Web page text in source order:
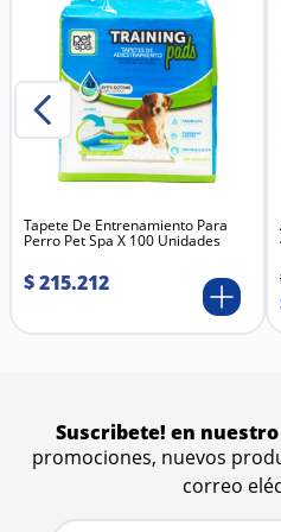
Promueve el ejercicio y
mantener la
Reduce el estrés y el
vía de entretenimiento y
Estimula el juego y la
catnip incluido, atrae al
Materiales
Catnip
Base de
Tapete De Entrenamiento Para
Perro Pet Spa X 100 Unidades
$215.212
Suscribete! en
promociones, nuevos
correo